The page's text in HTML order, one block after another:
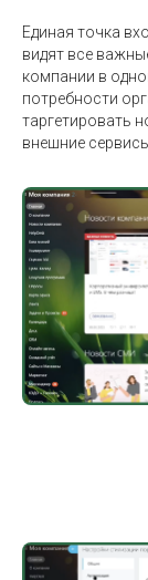
Единая точка
видят все
компании в
потребности
таргетировать
внешние